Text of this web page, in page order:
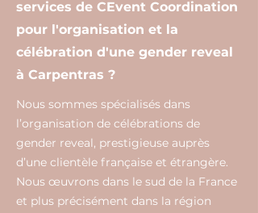
services de CEvent Coordination
pour l'organisation et la
célébration d'une gender reveal
à Carpentras ?
Nous sommes spécialisés dans
l’organisation de célébrations de
gender reveal, prestigieuse auprès
d’une clientèle française et étrangère.
Nous œuvrons dans le sud de la France
et plus précisément dans la région